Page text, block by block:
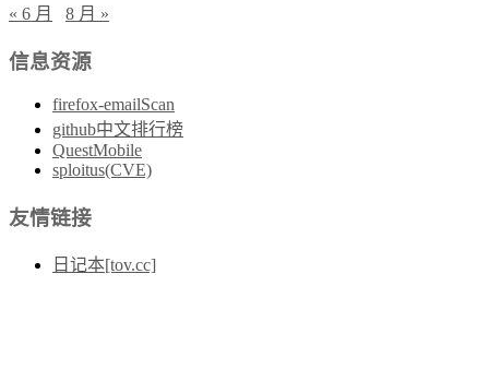
« 6 月
8 月 »
信息资源
firefox-emailScan
github中文排行榜
QuestMobile
sploitus(CVE)
友情链接
日记本[tov.cc]